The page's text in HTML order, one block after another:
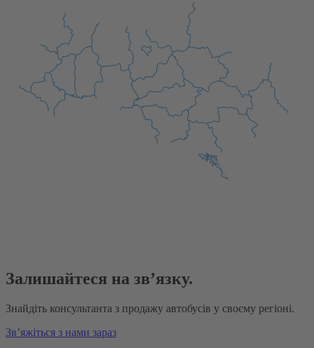
Залишайтеся на зв’язку.
Знайдіть консультанта з продажу автобусів у своєму регіоні.
Зв’яжіться з нами зараз